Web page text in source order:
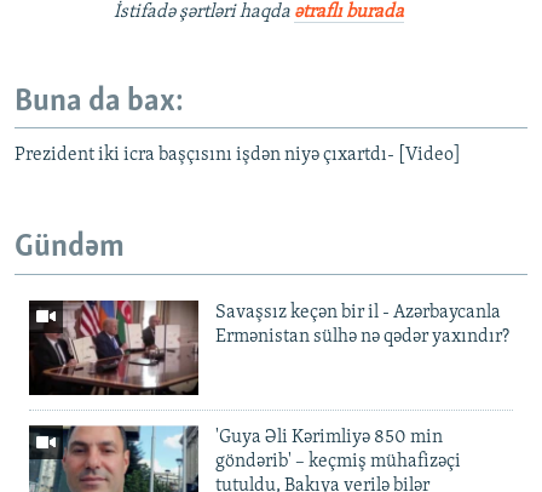
İstifadə şərtləri haqda ətraflı burada
Buna da bax:
Prezident iki icra başçısını işdən niyə çıxartdı- [Video]
Gündəm
Savaşsız keçən bir il - Azərbaycanla
Ermənistan sülhə nə qədər yaxındır?
'Guya Əli Kərimliyə 850 min
göndərib' – keçmiş mühafizəçi
tutuldu, Bakıya verilə bilər